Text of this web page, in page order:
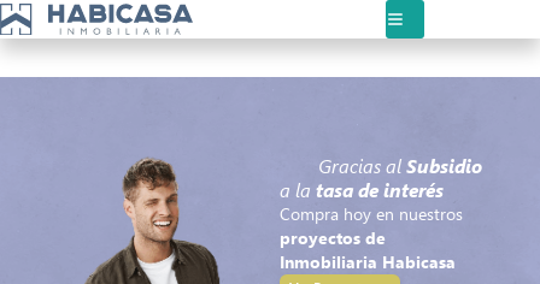
Gracias alSubsidio
a la tasa de interés
Compra hoy en nuestros
proyectos de
Inmobiliaria Habicasa